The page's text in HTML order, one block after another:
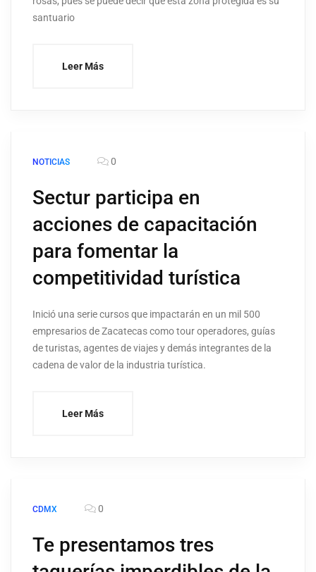
santuario
Leer Más
NOTICIAS 0
Sectur participa en
acciones de capacitación
para fomentar la
competitividad turística
Inició una serie cursos que impactarán en un mil 500
empresarios de Zacatecas como tour operadores, guías
de turistas, agentes de viajes y demás integrantes de la
cadena de valor de la industria turística.
Leer Más
CDMX 0
Te presentamos tres